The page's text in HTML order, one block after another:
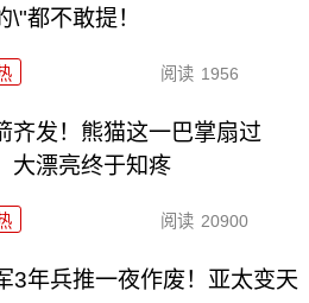
\"都不敢提！
阅读 1956
齐发！熊猫这一巴掌扇过
大漂亮终于知疼
阅读 20900
3年兵推一夜作废！亚太变天